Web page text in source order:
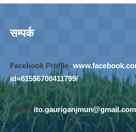
सम्पर्क
Facebook Profile -
id=61556708411799/
Email- ito.gauriganjmun@gmail.com